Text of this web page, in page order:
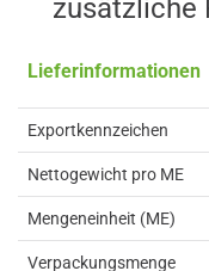
zusätzliche
Lieferinformationen
Exportkennzeichen
Nettogewicht pro ME
Mengeneinheit (ME)
Verpackungsmenge